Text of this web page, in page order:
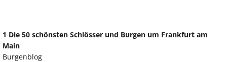
1 Die 50 schönsten Schlösser und Burgen um Frankfurt am
Main
Burgenblog